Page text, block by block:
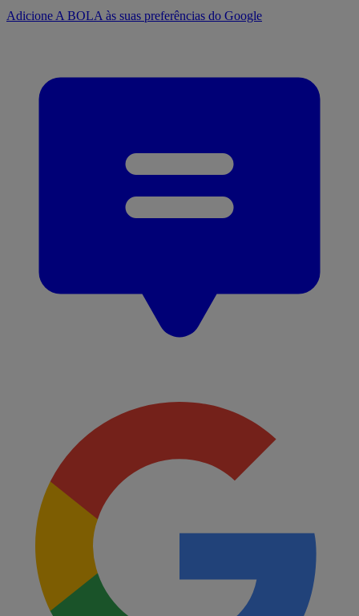
Adicione A BOLA às suas preferências do Google